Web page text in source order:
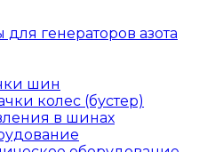
генераторов азота
шин
колес (бустер)
в шинах